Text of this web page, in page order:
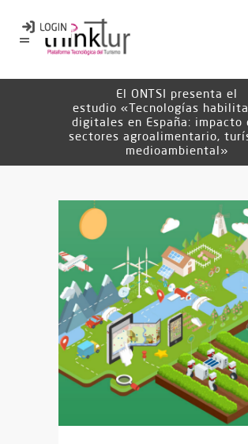
El ONTSI presenta el
estudio «Tecnologías
digitales en España: impacto
sectores agroalimentario,
medioambiental»